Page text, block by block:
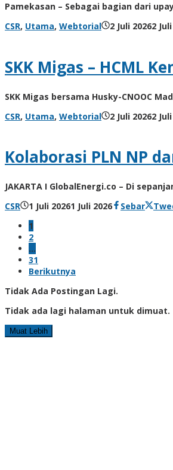
Pamekasan – Sebagai bagian dari
CSR, Utama, Webtorial 2 Juli 20262
SKK Migas – HCML
SKK Migas bersama Husky-CNOOC
CSR, Utama, Webtorial 2 Juli 20262
Kolaborasi PLN NP
JAKARTA I GlobalEnergi.co – Di
CSR
1 Juli 20261 Juli 2026olehSebar
1
2
…
31
Berikutnya
Tidak Ada Postingan Lagi.
Tidak ada lagi halaman untuk dimuat.
Muat Lebih